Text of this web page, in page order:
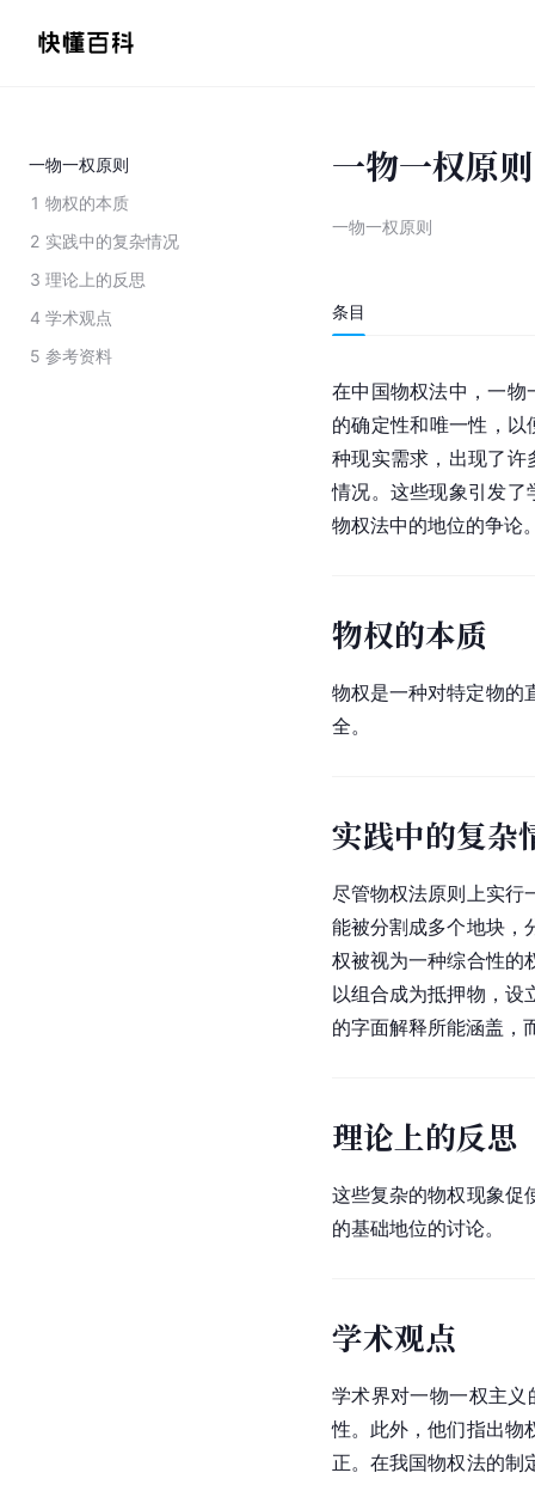
一物一权原则
1 物权的本质
2 实践中的复杂情况
3 理论上的反思
4 学术观点
5 参考资料
一物一权原则
一物一权原则
条目
在中国物权法中，一物
的确定性和唯一性，
种现实需求，出现了许
情况。这些现象引发了
物权法中的地位的争论
物权的本质
物权是一种对特定物的
全。
实践中的复杂
尽管物权法原则上实行
能被分割成多个地块，
权被视为一种综合性的
以组合成为抵押物，设
的字面解释所能涵盖，
理论上的反思
这些复杂的物权现象促
的基础地位的讨论。
学术观点
学术界对一物一权主
性。此外，他们指出物
正。在我国物权法的制